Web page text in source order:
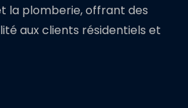
la plomberie, offrant des
aux clients résidentiels et